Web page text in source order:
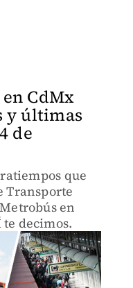
CdMx
y últimas
de
que
Transporte
en
decimos.